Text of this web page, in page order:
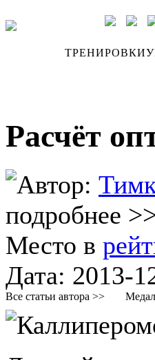
ТРЕНИРОВКИ
Расчёт
Автор:
подробнее
Место в
Дата: 2013-
Все статьи автора >>